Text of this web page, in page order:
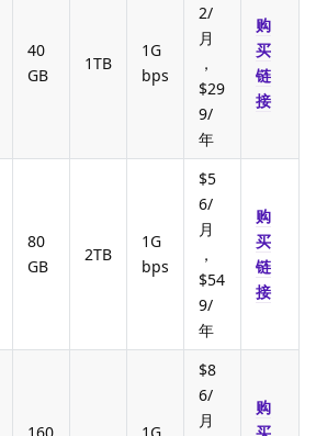
40
GB
1TB
1G
bps
2/
月
，
$29
9/
年
购
买
链
接
80
GB
2TB
1G
bps
$5
6/
月
，
$54
9/
年
购
买
链
接
$8
6/
月
购